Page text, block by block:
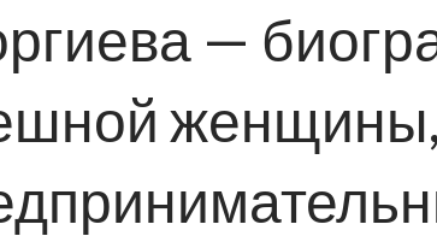
—
женщины,